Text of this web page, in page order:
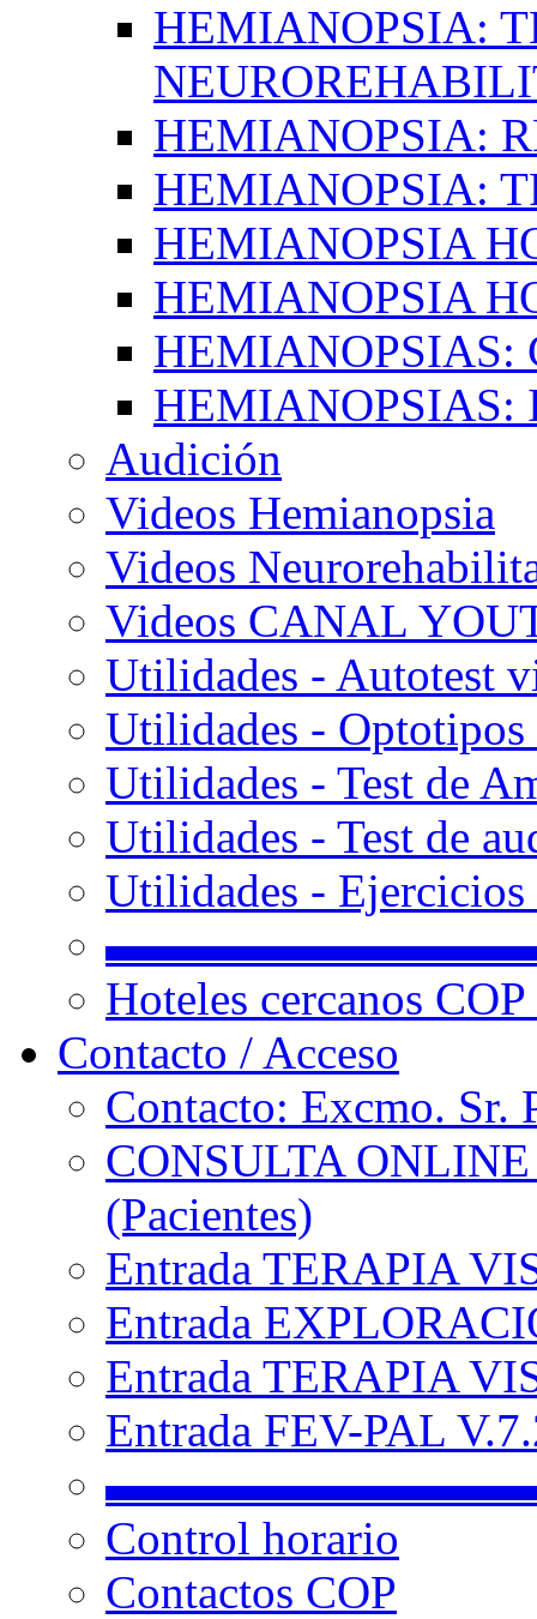
HEMIANOPSIA:
HEMIANOPSIA:
HEMIANOPSIA:
HEMIANOPSIA
HEMIANOPSIA
HEMIANOPSIAS:
HEMIANOPSIAS:
Audición
Videos Hemianopsia
Videos
Videos CANAL
Utilidades - Autotest
Utilidades -
Utilidades - Test de
Utilidades - Test de
Utilidades -
Hoteles cercanos
Contacto / Acceso
Contacto: Excmo. Sr.
CONSULTA
(Pacientes)
Entrada TERAPIA
Entrada
Entrada TERAPIA
Entrada FEV-PAL
Control horario
Contactos COP